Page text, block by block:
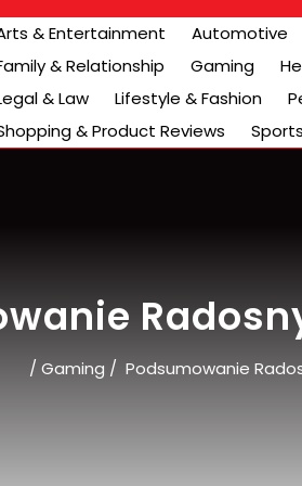
& Entertainment Automotive
& Relationship
Gaming
& Law
Lifestyle & Fashion
& Product Reviews
Sports
/ Gaming / Podsumowanie